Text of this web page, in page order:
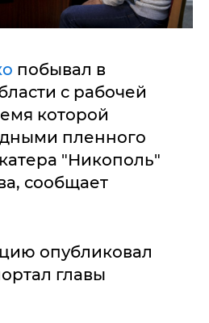
побывал в
с рабочей
которой
пленного
"Никополь"
сообщает
опубликовал
главы